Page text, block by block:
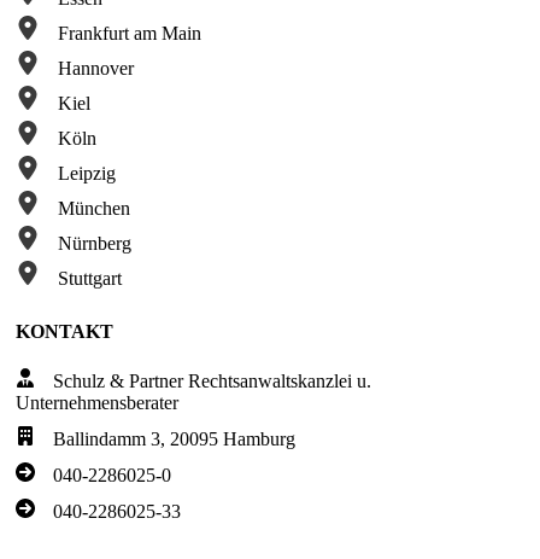
Frankfurt am Main
Hannover
Kiel
Köln
Leipzig
München
Nürnberg
Stuttgart
KONTAKT
Schulz & Partner Rechtsanwaltskanzlei u.
Unternehmensberater
Ballindamm 3, 20095 Hamburg
040-2286025-0
040-2286025-33